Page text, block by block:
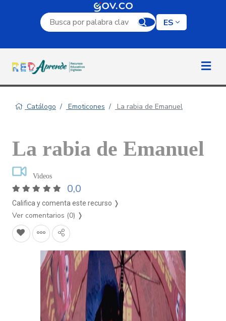
Campo de búsqueda por palabra clave
ES
Catálogo Emoticones La rabia de Emanuel
La rabia de Emanuel
Videos
0,0
Califica y comenta este recurso ❭
Ver comentarios (0) ❭